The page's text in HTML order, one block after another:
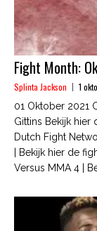
Fight Month:
Splinta Jackson 1
01 Oktober 2021
Gittins Bekijk hier
Dutch Fight
| Bekijk hier de
Versus MMA 4 |